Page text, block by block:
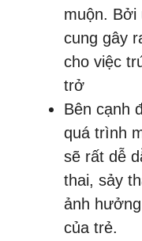
muộn.
cung gây
cho việc
trở
Bên cạnh
quá trình
sẽ rất dễ
thai, sảy
ảnh
của trẻ.